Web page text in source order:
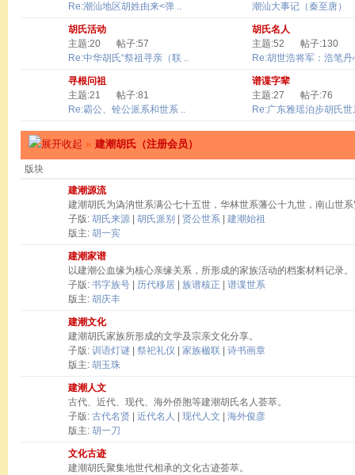
Re:潮汕地区胡姓由来<弹 ..
潮汕大事记（秦至唐）
胡氏活动
主题:20
帖子:57
Re:中华胡氏“祭祖寻亲（联 ..
胡氏名人
主题:52
帖子:130
Re:胡世浩将军：浩笔丹
寻根问祖
主题:21
帖子:81
Re:霸公、铨公派系和世系 ..
谱谍字辈
主题:27
帖子:76
Re:广东雅瑶泊步胡氏世
» 建潮胡氏（注册会员）
版块
建潮源流
建潮胡氏为溈汭世系满公七十五世，华林世系藩公十九世，南山世
子版: 胡氏来源 胡氏派别 贤公世系
建潮始祖
版主: 胡一宾
建潮家谱
以建潮公血缘为核心亲缘关系，所形成的家族活动的档案材料记录。
子版: 书字族号 历代移居 族谱核正
谱谍世系
版主: 胡庆丰
建潮文化
建潮胡氏家族所形成的文学及宗亲文化分享。
子版: 训语灯谜 祭祀礼仪 家族楹联
诗书画章
版主: 胡玉珠
建潮人文
古代、近代、现代、海外侨胞等建潮胡氏名人荟萃。
子版: 古代名贤 近代名人 现代人文
海外俊彦
版主: 胡一刀
文化古迹
建潮胡氏聚集地世代相承的文化古迹荟萃。